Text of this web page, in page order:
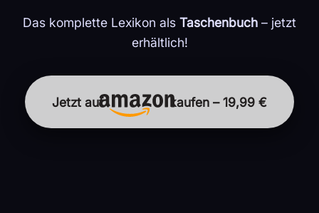
Das komplette Lexikon als Taschenbuch – jetzt
erhältlich!
Jetzt auf kaufen – 19,99 €